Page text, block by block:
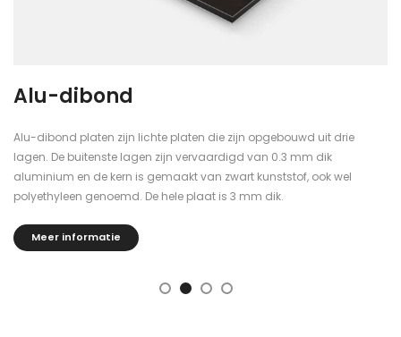
Alu-dibond
Alu-dibond platen zijn lichte platen die zijn opgebouwd uit drie
lagen. De buitenste lagen zijn vervaardigd van 0.3 mm dik
aluminium en de kern is gemaakt van zwart kunststof, ook wel
polyethyleen genoemd. De hele plaat is 3 mm dik.
Meer informatie